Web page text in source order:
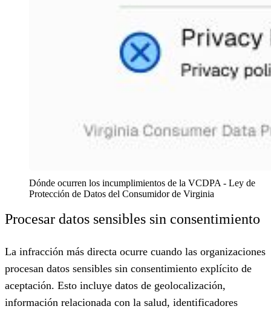
Dónde ocurren los incumplimientos de la VCDPA - Ley de
Protección de Datos del Consumidor de Virginia
Procesar datos sensibles sin consentimiento
La infracción más directa ocurre cuando las organizaciones
procesan datos sensibles sin consentimiento explícito de
aceptación. Esto incluye datos de geolocalización,
información relacionada con la salud, identificadores